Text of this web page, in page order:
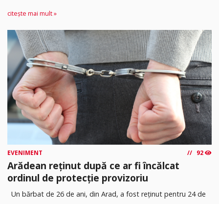
citește mai mult »
EVENIMENT 92
Arădean reținut după ce ar fi încălcat
ordinul de protecție provizoriu
Un bărbat de 26 de ani, din Arad, a fost reținut pentru 24 de